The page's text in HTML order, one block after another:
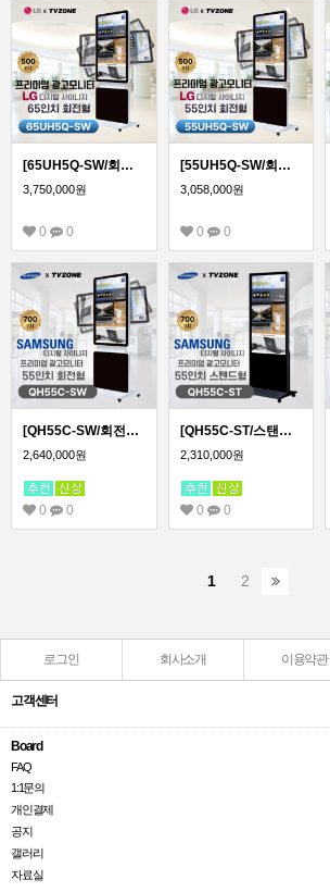
[65UH5Q-SW/회전형]LG 광고용 65인치 회전형/밝기500cd/ DID/키오스크/웰컴보드/DID모니터/스탠드DID
3,750,000원
0 0
[55UH5Q-SW/회전형]LG 광고용 55인치 회전형/밝기500cd/ DID/키오스크/웰컴보드/DID모니터/스탠드DID
3,058,000원
0 0
[QH55C-SW/회전형] 55인치 삼성 DID 회전형 광고용모니터/ 삼성디지털사이니지 LED패널 키오스크
2,640,000원
0 0
[QH55C-ST/스탠드형]55인치 삼성 DID 스탠드형 광고용모니터/ 삼성디지털사이니지 LED패널 키오스크
2,310,000원
0 0
1 2
로그인 회사소개 이용약관
고객센터
Board
FAQ
1:1문의
개인결제
공지
갤러리
자료실